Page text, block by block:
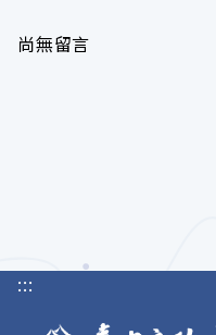
尚無留言
:::